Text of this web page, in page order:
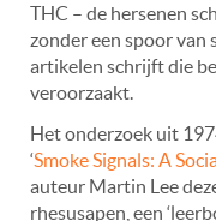
THC – de hersenen
zonder een spoor van
artikelen schrijft die
veroorzaakt.
Het onderzoek uit
‘Smoke Signals: A
auteur Martin Lee
rhesusapen, een